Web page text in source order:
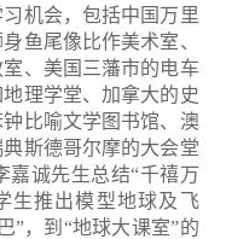
机会，包括中国万里
鱼尾像比作美术室、
、美国三藩市的电车
理学堂、加拿大的史
比喻文学图书馆、澳
斯德哥尔摩的大会堂
嘉诚先生总结“千禧万
生推出模型地球及飞
”，到“地球大课室”的